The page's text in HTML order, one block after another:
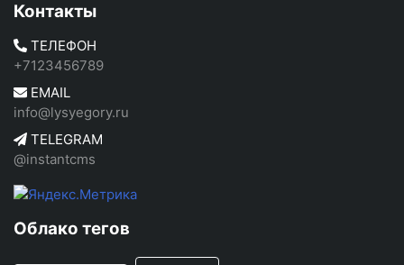
Контакты
ТЕЛЕФОН
+7123456789
EMAIL
info@lysyegory.ru
TELEGRAM
@instantcms
Облако тегов